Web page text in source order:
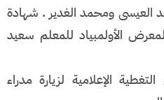
العيسى ومحمد الغدير . شهادة
الأولمبياد للمعلم سعيد
الإعلامية لزيارة مدراء